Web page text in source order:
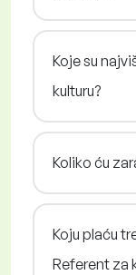
Koje su
kulturu?
Koliko ću
Koju plaću
Referent za